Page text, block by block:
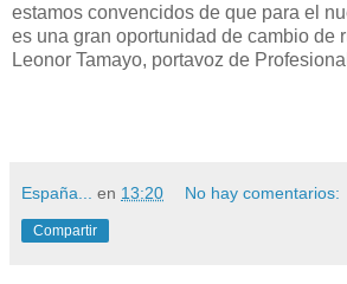
estamos convencidos de que para el
es una gran oportunidad de cambio de
Leonor Tamayo, portavoz de
España... en 13:20 No hay comentarios:
Compartir